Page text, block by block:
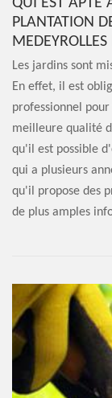
QUI EST APTE
PLANTATION
Les jardins sont
En effet, il est
professionnel
meilleure qualité
qu'il est possible
qui a plusieurs
qu'il propose des
de plus amples